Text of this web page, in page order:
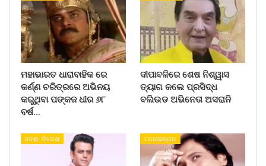
ମହାଭାରତ ଧାରାବାହିକ ରେ
କର୍ଣ୍ଣ ଚରିତ୍ରରେ ଅଭିନୟ
କରୁଥିବା ପଙ୍କଜ ଧୀର ୬୮
ବର୍ଷ…
ଦୀପାବଳିରେ ଶେଷ ନିଶ୍ୱାସ
ତ୍ୟାଗ କଲେ ପ୍ରସିଦ୍ଧ
ବଲିଉଡ ଅଭିନେତା ଅସରାନି
ଦେଶ- ବିଦେଶ ମନୋରଞ୍ଜନ